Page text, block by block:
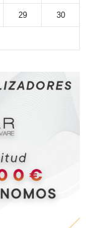
29 30